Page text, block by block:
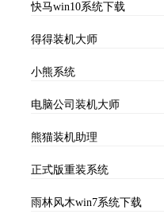
快马win10系统下载
得得装机大师
小熊系统
电脑公司装机大师
熊猫装机助理
正式版重装系统
雨林风木win7系统下载